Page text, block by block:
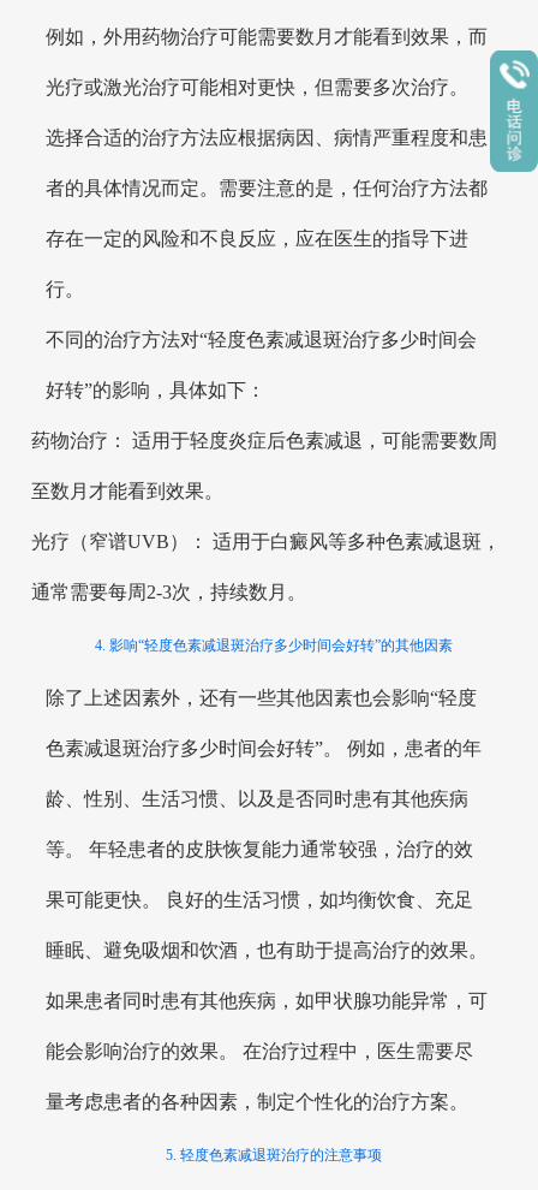
例如，外用药物治疗可能需要数月才能看到效果，而
光疗或激光治疗可能相对更快，但需要多次治疗。
选择合适的治疗方法应根据病因、病情严重程度和患
者的具体情况而定。需要注意的是，任何治疗方法都
存在一定的风险和不良反应，应在医生的指导下进
行。
不同的治疗方法对“轻度色素减退斑治疗多少时间会
好转”的影响，具体如下：
药物治疗： 适用于轻度炎症后色素减退，可能需要数周
至数月才能看到效果。
光疗（窄谱UVB）： 适用于白癜风等多种色素减退斑，
通常需要每周2-3次，持续数月。
4. 影响“轻度色素减退斑治疗多少时间会好转”的其他因素
除了上述因素外，还有一些其他因素也会影响“轻度
色素减退斑治疗多少时间会好转”。 例如，患者的年
龄、性别、生活习惯、以及是否同时患有其他疾病
等。 年轻患者的皮肤恢复能力通常较强，治疗的效
果可能更快。 良好的生活习惯，如均衡饮食、充足
睡眠、避免吸烟和饮酒，也有助于提高治疗的效果。
如果患者同时患有其他疾病，如甲状腺功能异常，可
能会影响治疗的效果。 在治疗过程中，医生需要尽
量考虑患者的各种因素，制定个性化的治疗方案。
5. 轻度色素减退斑治疗的注意事项